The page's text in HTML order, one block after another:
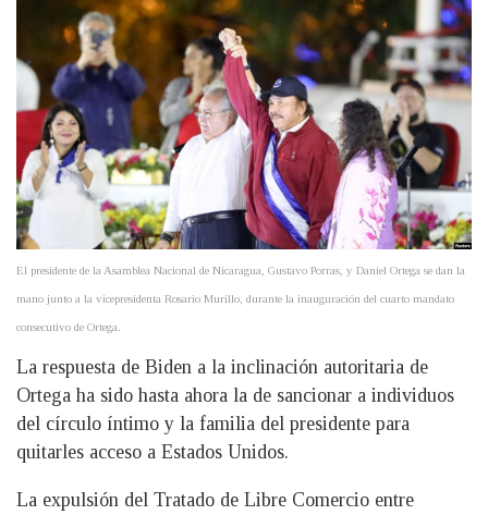
El presidente de la Asamblea Nacional de Nicaragua, Gustavo Porras, y Daniel Ortega se dan la
mano junto a la vicepresidenta Rosario Murillo, durante la inauguración del cuarto mandato
consecutivo de Ortega.
La respuesta de Biden a la inclinación autoritaria de
Ortega ha sido hasta ahora la de sancionar a individuos
del círculo íntimo y la familia del presidente para
quitarles acceso a Estados Unidos.
La expulsión del Tratado de Libre Comercio entre